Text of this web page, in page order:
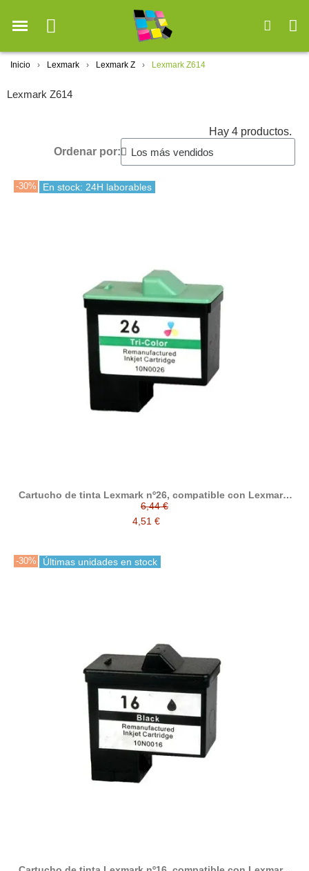
Inicio Lexmark Lexmark Z Lexmark Z614
Lexmark Z614
Hay 4 productos.
Ordenar por:
-30% En stock: 24H laborables
Cartucho de tinta Lexmark nº26, compatible con Lexmark,
tricolor
6,44 €
4,51 €
-30% Últimas unidades en stock